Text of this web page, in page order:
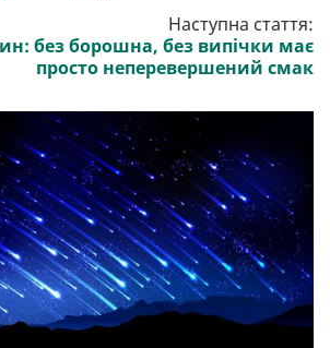
Наступна стаття:
без борошна, без випічки має
просто неперевершений смак